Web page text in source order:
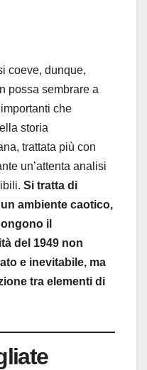
coeve, dunque,
possa sembrare a
che
storia
trattata più con
un’attenta analisi
Si tratta di
ambiente caotico,
il
del 1949 non
e inevitabile, ma
tra elementi di